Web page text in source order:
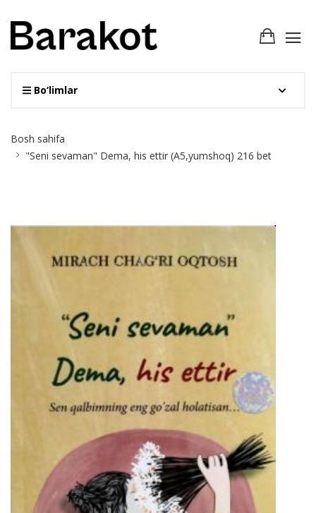
Bo‘limlar
Breadcrumb
Bosh sahifa
"Seni sevaman" Dema, his ettir (A5,yumshoq) 216 bet